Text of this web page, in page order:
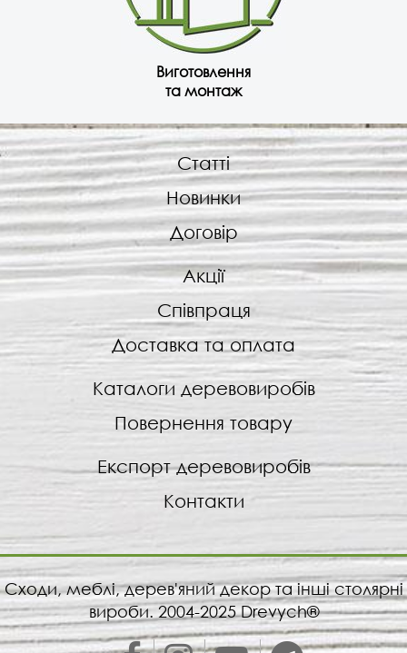
Виготовлення
та монтаж
Статті
Новинки
Договір
Акції
Співпраця
Доставка та оплата
Каталоги деревовиробів
Повернення товару
Експорт деревовиробів
Контакти
Сходи, меблі, дерев'яний декор та інші столярні
вироби. 2004-2025 Drevych®